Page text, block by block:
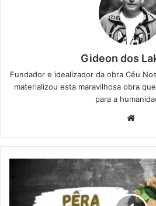
Gideon dos
Fundador e idealizador da obra Céu
materializou esta maravilhosa obra
para a
te